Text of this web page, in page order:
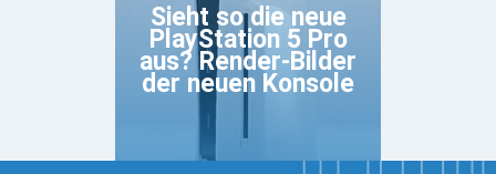
Sieht so die neue
PlayStation 5 Pro
aus? Render-Bilder
der neuen Konsole